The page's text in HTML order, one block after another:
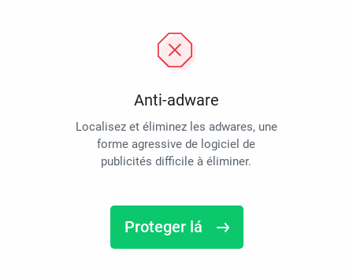
Anti-adware
Localisez et éliminez les adwares, une
forme agressive de logiciel de
publicités difficile à éliminer.
Proteger lá